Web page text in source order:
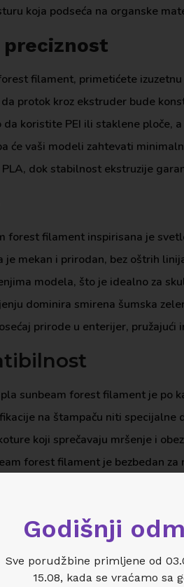
koja podseća na organske
filament, primetićete
protok kroz ekstruder bude
koristite PEI ili staklene
će vaši modeli zahtevati
dok stabilnost ekstruzije
filament inspirisana je
je mekan i prirodan, bez oštrih
modela, što je idealno za
dominira smirena šumska
prirode u enterijer,
sunbeam forest filament je po
na štampaču niti
koji sprečavaju mršenje i
forest filament je bezbedan
na tržištu, pružajući
sunbeam forest filament je u
je unikatan, što ga čini
Godišnji
Sve porudžbine primljene od
15.08, kada se vraćamo sa